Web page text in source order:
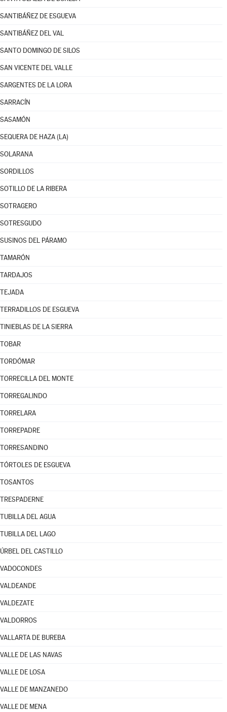
SANTIBÁÑEZ DE ESGUEVA
SANTIBÁÑEZ DEL VAL
SANTO DOMINGO DE SILOS
SAN VICENTE DEL VALLE
SARGENTES DE LA LORA
SARRACÍN
SASAMÓN
SEQUERA DE HAZA (LA)
SOLARANA
SORDILLOS
SOTILLO DE LA RIBERA
SOTRAGERO
SOTRESGUDO
SUSINOS DEL PÁRAMO
TAMARÓN
TARDAJOS
TEJADA
TERRADILLOS DE ESGUEVA
TINIEBLAS DE LA SIERRA
TOBAR
TORDÓMAR
TORRECILLA DEL MONTE
TORREGALINDO
TORRELARA
TORREPADRE
TORRESANDINO
TÓRTOLES DE ESGUEVA
TOSANTOS
TRESPADERNE
TUBILLA DEL AGUA
TUBILLA DEL LAGO
ÚRBEL DEL CASTILLO
VADOCONDES
VALDEANDE
VALDEZATE
VALDORROS
VALLARTA DE BUREBA
VALLE DE LAS NAVAS
VALLE DE LOSA
VALLE DE MANZANEDO
VALLE DE MENA